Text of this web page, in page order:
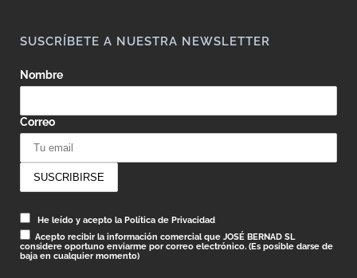
SUSCRÍBETE A NUESTRA NEWSLETTER
Nombre
Correo
He leído y acepto la Política de Privacidad
Acepto recibir la información comercial que JOSÉ BERNAD SL
considere oportuno enviarme por correo electrónico. (Es posible darse de
baja en cualquier momento)